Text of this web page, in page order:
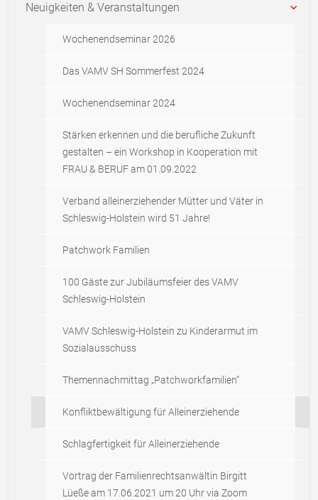
Neuigkeiten & Veranstaltungen
Wochenendseminar 2026
Das VAMV SH Sommerfest 2024
Wochenendseminar 2024
Stärken erkennen und die berufliche Zukunft
gestalten – ein Workshop in Kooperation mit
FRAU & BERUF am 01.09.2022
Verband alleinerziehender Mütter und Väter in
Schleswig-Holstein wird 51 Jahre!
Patchwork Familien
100 Gäste zur Jubiläumsfeier des VAMV
Schleswig-Holstein
VAMV Schleswig-Holstein zu Kinderarmut im
Sozialausschuss
Themennachmittag „Patchworkfamilien“
Konfliktbewältigung für Alleinerziehende
Schlagfertigkeit für Alleinerziehende
Vortrag der Familienrechtsanwältin Birgitt
Lüeße am 17.06.2021 um 20 Uhr via Zoom